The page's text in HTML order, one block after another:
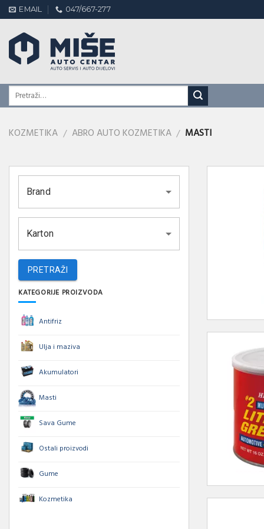
Skip
to
content
EMAIL 047/667-277
KOZMETIKA / ABRO AUTO KOZMETIKA / MASTI
Brand
Karton
PRETRAŽI
KATEGORIJE PROIZVODA
Antifriz
Ulja i maziva
Akumulatori
Masti
Sava Gume
Ostali proizvodi
Gume
Kozmetika